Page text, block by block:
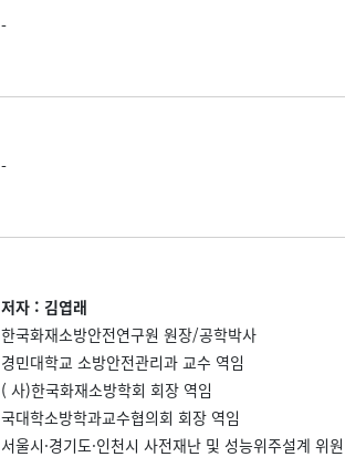
-
-
저자 : 김엽래
한국화재소방안전연구원 원장/공학박사
경민대학교 소방안전관리과 교수 역임
( 사)한국화재소방학회 회장 역임
국대학소방학과교수협의회 회장 역임
서울시·경기도·인천시 사전재난 및 성능위주설계 위원